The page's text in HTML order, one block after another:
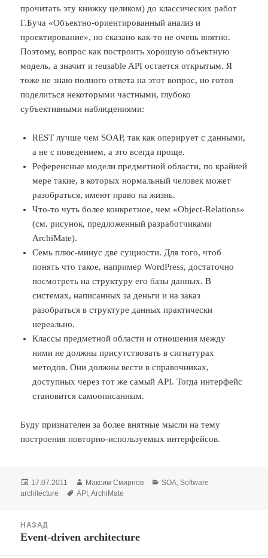
прочитать эту книжку целиком) до классических работ
Г.Буча «Объектно-ориентированный анализ и
проектирование», но сказано как-то не очень внятно.
Поэтому, вопрос как построить хорошую объектную
модель, а значит и reusable API остается открытым. Я
тоже не знаю полного ответа на этот вопрос, но готов
поделиться некоторыми частными, глубоко
субъективными наблюдениями:
REST лучше чем SOAP, так как оперирует с данными,
а не с поведением, а это всегда проще.
Референсные модели предметной области, по крайней
мере такие, в которых нормальный человек может
разобраться, имеют право на жизнь.
Что-то чуть более конкретное, чем «Object-Relations»
(см. рисунок, предложенный разработчиками
ArchiMate).
Семь плюс-минус две сущности. Для того, чтоб
понять что такое, например WordPress, достаточно
посмотреть на структуру его базы данных. В
системах, написанных за деньги и на заказ
разобраться в структуре данных практически
нереально.
Классы предметной области и отношения между
ними не должны присутствовать в сигнатурах
методов. Они должны вести в справочниках,
доступных через тот же самый API. Тогда интерфейс
становится самоописанным.
Буду признателен за более внятные мысли на тему
построения повторно-используемых интерфейсов.
Опубликовано
17.07.2011 Автор
Максим Смирнов Рубрики
SOA,Software
architecture
Метки
API ,ArchiMate
НАЗАД
Предыдущая
Event-driven architecture